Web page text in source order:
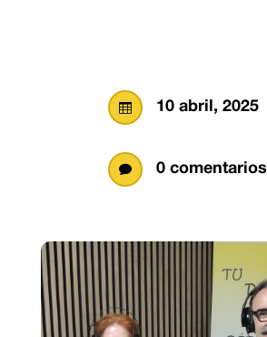
 10 abril, 2025
 0 comentarios